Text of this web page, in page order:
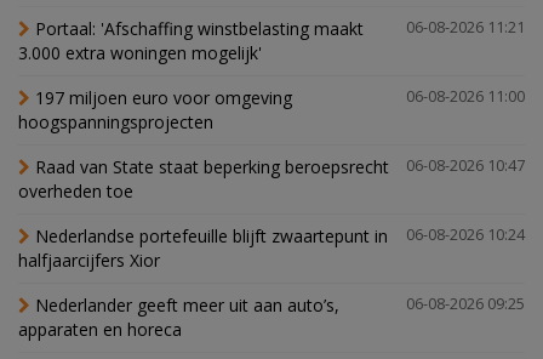
06-08-2026 11:21
Portaal: 'Afschaffing winstbelasting maakt
3.000 extra woningen mogelijk'
06-08-2026 11:00
197 miljoen euro voor omgeving
hoogspanningsprojecten
06-08-2026 10:47
Raad van State staat beperking beroepsrecht
overheden toe
06-08-2026 10:24
Nederlandse portefeuille blijft zwaartepunt in
halfjaarcijfers Xior
06-08-2026 09:25
Nederlander geeft meer uit aan auto’s,
apparaten en horeca